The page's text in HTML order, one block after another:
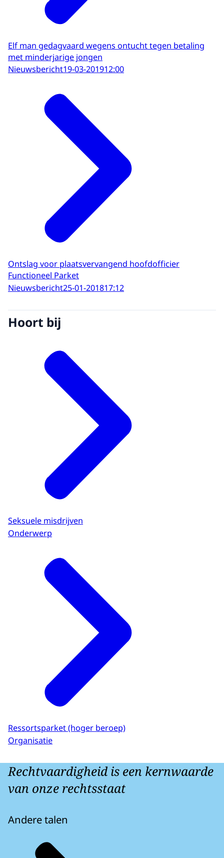
Elf man gedagvaard wegens ontucht tegen betaling
met minderjarige jongen
Nieuwsbericht19-03-201912:00
Ontslag voor plaatsvervangend hoofdofficier
Functioneel Parket
Nieuwsbericht25-01-201817:12
Hoort bij
Seksuele misdrijven
Onderwerp
Ressortsparket (hoger beroep)
Organisatie
Rechtvaardigheid is een kernwaarde
van onze rechtsstaat
Andere talen